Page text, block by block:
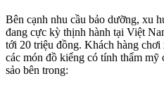
Bên cạnh nhu cầu bảo dưỡng, xu
đang cực kỳ thịnh hành tại Việt
tới 20 triệu đồng. Khách hàng
các món đồ kiểng có tính thẩm mỹ
sảo bên trong: